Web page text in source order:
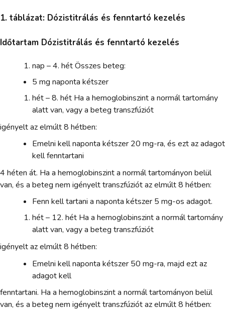
1. táblázat: Dózistitrálás és fenntartó kezelés
Időtartam Dózistitrálás és fenntartó kezelés
nap – 4. hét Összes beteg:
5 mg naponta kétszer
hét – 8. hét Ha a hemoglobinszint a normál tartomány
alatt van, vagy a beteg transzfúziót
igényelt az elmúlt 8 hétben:
Emelni kell naponta kétszer 20 mg-ra, és ezt az adagot
kell fenntartani
4 héten át. Ha a hemoglobinszint a normál tartományon belül
van, és a beteg nem igényelt transzfúziót az elmúlt 8 hétben:
Fenn kell tartani a naponta kétszer 5 mg-os adagot.
hét – 12. hét Ha a hemoglobinszint a normál tartomány
alatt van, vagy a beteg transzfúziót
igényelt az elmúlt 8 hétben:
Emelni kell naponta kétszer 50 mg-ra, majd ezt az
adagot kell
fenntartani. Ha a hemoglobinszint a normál tartományon belül
van, és a beteg nem igényelt transzfúziót az elmúlt 8 hétben: